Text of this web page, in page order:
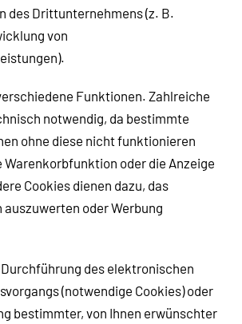
des Drittunternehmens (z. B.
von
Funktionen. Zahlreiche
notwendig, da bestimmte
ohne diese nicht funktionieren
Warenkorbfunktion oder die Anzeige
Cookies dienen dazu, das
oder Werbung
des elektronischen
(notwendige Cookies) oder
bestimmter, von Ihnen erwünschter